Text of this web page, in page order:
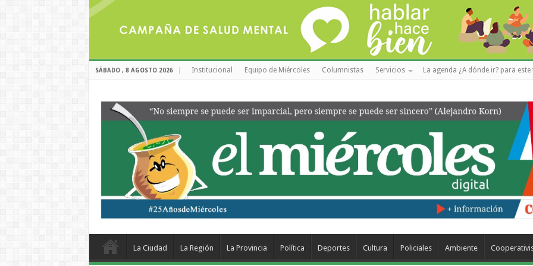
SÁBADO , 8 AGOSTO 2026 Institucional Equipo de Miércoles Columnistas Servicios La agenda ¿A dónde ir? para este
La Ciudad La Región La Provincia Política Deportes Cultura Policiales Ambiente